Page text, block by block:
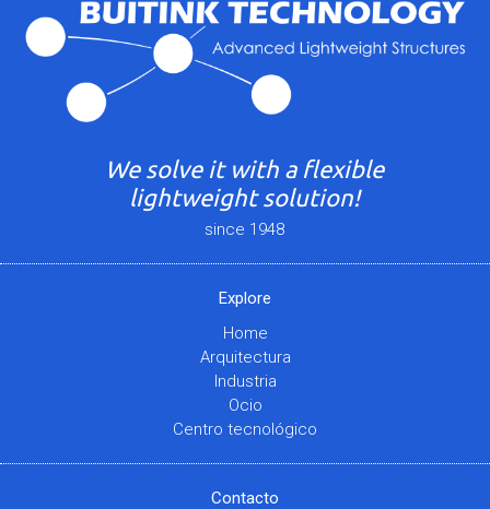
We solve it with a flexible
lightweight solution!
since 1948
Explore
Home
Arquitectura
Industria
Ocio
Centro tecnológico
Contacto